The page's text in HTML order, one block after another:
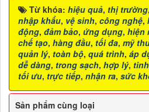
Từ khóa: hiệu quả, thị trường,
nhập khẩu, vệ sinh, công nghệ,
động, đảm bảo, ứng dụng, hiện
chế tạo, hàng đầu, tối đa, mỹ
quản lý, toàn bộ, quá trình, áp
dễ dàng, trong sạch, hợp lý,
tối ưu, trực tiếp, nhận ra, sức
Sản phẩm cùng loại